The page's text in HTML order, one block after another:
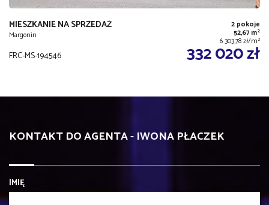
MIESZKANIE NA SPRZEDAŻ
Margonin
2 pokoje
52,67 m2
6 303,78 zł/m2
FRC-MS-194546 332 020 zł
KONTAKT DO AGENTA - IWONA PŁACZEK
IMIĘ